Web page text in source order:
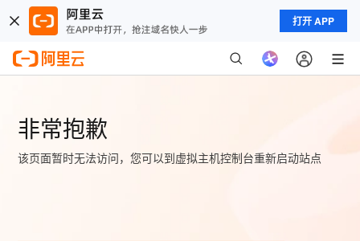
打开 APP
非常抱歉
该页面暂时无法访问，您可以到虚拟主机控制台重新启动站点